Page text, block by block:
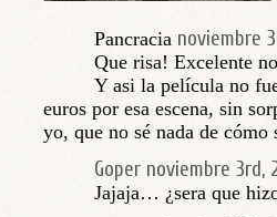
Pancracia noviembre
Que risa! Excelente
Y asi la película no
euros por esa escena, sin
yo, que no sé nada de
Goper noviembre 3rd,
Jajaja… ¿sera que